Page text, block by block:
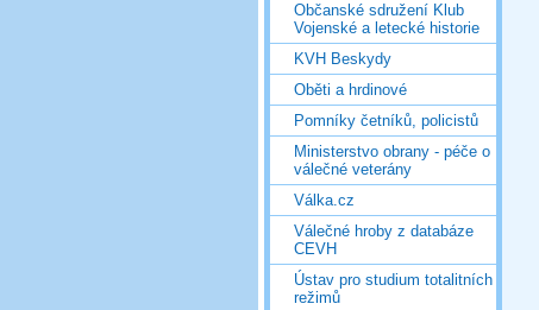
Občanské sdružení Klub
Vojenské a letecké historie
KVH Beskydy
Oběti a hrdinové
Pomníky četníků, policistů
Ministerstvo obrany - péče o
válečné veterány
Válka.cz
Válečné hroby z databáze
CEVH
Ústav pro studium totalitních
režimů